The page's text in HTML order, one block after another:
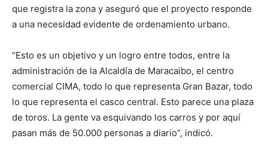
que registra la zona y aseguró que el proyecto responde
a una necesidad evidente de ordenamiento urbano.
“Esto es un objetivo y un logro entre todos, entre la
administración de la Alcaldía de Maracaibo, el centro
comercial CIMA, todo lo que representa Gran Bazar, todo
lo que representa el casco central. Esto parece una plaza
de toros. La gente va esquivando los carros y por aquí
pasan más de 50.000 personas a diario”, indicó.